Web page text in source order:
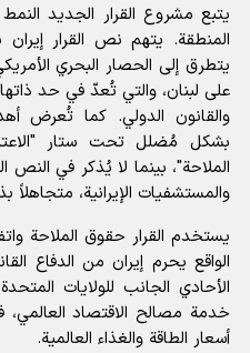
يتبع مشروع القرار الجديد
المنطقة. يتهم نص القرار إيران
يتطرق إلى الحصار البحري
على لبنان، والتي تُعدّ في حد
والقانون الدولي. كما تُعرض
بشكل مُضلل تحت ستار
الملاحة"، بينما لا يُذكر في النص
والمستشفيات الإيرانية، متجاهلاً
يستخدم القرار حقوق الملاحة
الواقع يحرم إيران من الدفاع
الأحادي الجانب للولايات
خدمة مصالح الاقتصاد العالمي،
أسعار الطاقة والغذاء العالمية.